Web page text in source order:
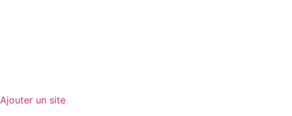
Ajouter un site